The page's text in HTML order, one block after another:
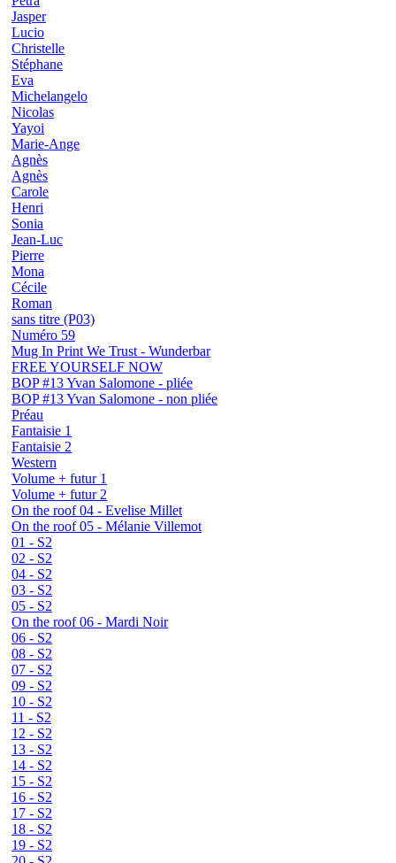
Jasper
Lucio
Christelle
Stéphane
Eva
Michelangelo
Nicolas
Yayoi
Marie-Ange
Agnès
Agnès
Carole
Henri
Sonia
Jean-Luc
Pierre
Mona
Cécile
Roman
sans titre (P03)
Numéro 59
Mug In Print We Trust - Wunderbar
FREE YOURSELF NOW
BOP #13 Yvan Salomone - pliée
BOP #13 Yvan Salomone - non pliée
Préau
Fantaisie 1
Fantaisie 2
Western
Volume + futur 1
Volume + futur 2
On the roof 04 - Evelise Millet
On the roof 05 - Mélanie Villemot
01 - S2
02 - S2
04 - S2
03 - S2
05 - S2
On the roof 06 - Mardi Noir
06 - S2
08 - S2
07 - S2
09 - S2
10 - S2
11 - S2
12 - S2
13 - S2
14 - S2
15 - S2
16 - S2
17 - S2
18 - S2
19 - S2